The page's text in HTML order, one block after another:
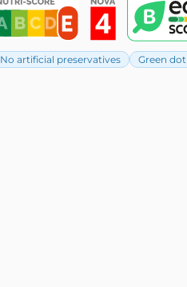
No artificial preservatives Green dot